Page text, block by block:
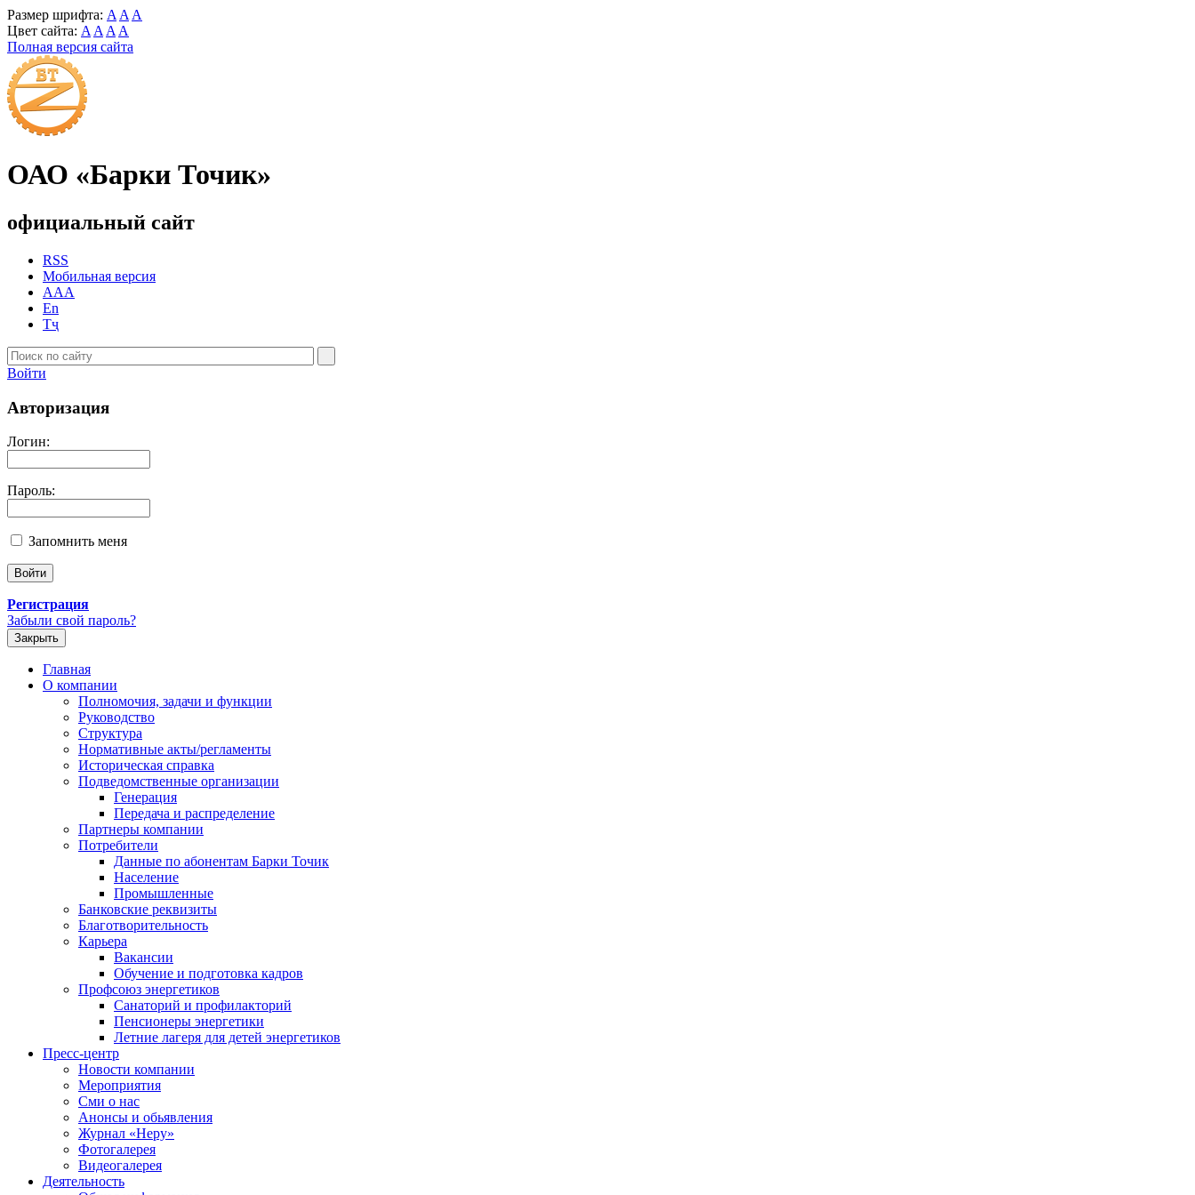
Размер шрифта: A A A
Цвет сайта: A A A A
Полная версия сайта
ОАО «Барки Точик»
официальный сайт
RSS
Мобильная версия
AAA
En
Тҷ
Войти
Авторизация
Логин:
Пароль:
Запомнить меня
Регистрация
Забыли свой пароль?
Закрыть
Главная
О компании
Полномочия, задачи и функции
Руководство
Структура
Нормативные акты/регламенты
Историческая справка
Подведомственные организации
Генерация
Передача и распределение
Партнеры компании
Потребители
Данные по абонентам Барки Точик
Население
Промышленные
Банковские реквизиты
Благотворительность
Карьера
Вакансии
Обучение и подготовка кадров
Профсоюз энергетиков
Санаторий и профилакторий
Пенсионеры энергетики
Летние лагеря для детей энергетиков
Пресс-центр
Новости компании
Мероприятия
Сми о нас
Анонсы и обьявления
Журнал «Неру»
Фотогалерея
Видеогалерея
Деятельность